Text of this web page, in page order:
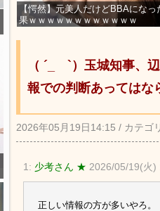
【愕然】元美人だけどBBAになっ
果ｗｗｗｗｗｗｗｗｗｗｗｗ
（ ´_ゝ`）玉城知事、
報での判断あってはな
2026年05月19日14:15 / カテゴ
1: 少考さん ★ 2026/05/19(火)
正しい情報の方が多いやろ。